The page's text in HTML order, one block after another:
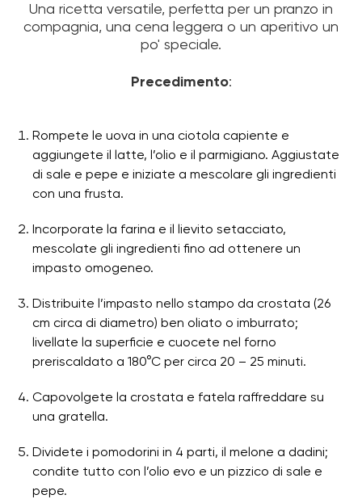
Una ricetta versatile, perfetta per un pranzo in
compagnia, una cena leggera o un aperitivo un
po' speciale.
Precedimento:
Rompete le uova in una ciotola capiente e
aggiungete il latte, l’olio e il parmigiano. Aggiustate
di sale e pepe e iniziate a mescolare gli ingredienti
con una frusta.
Incorporate la farina e il lievito setacciato,
mescolate gli ingredienti fino ad ottenere un
impasto omogeneo.
Distribuite l’impasto nello stampo da crostata (26
cm circa di diametro) ben oliato o imburrato;
livellate la superficie e cuocete nel forno
preriscaldato a 180°C per circa 20 – 25 minuti.
Capovolgete la crostata e fatela raffreddare su
una gratella.
Dividete i pomodorini in 4 parti, il melone a dadini;
condite tutto con l’olio evo e un pizzico di sale e
pepe.